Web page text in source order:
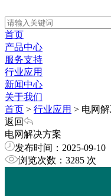
首页
产品中心
服务支持
行业应用
新闻中心
关于我们
首页 > 行业应用 > 电网
返回
电网解决方案
发布时间：2025-09-10
浏览次数：3285 次